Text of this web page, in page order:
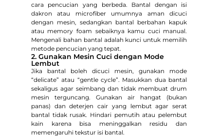
cara pencucian yang berbeda. Bantal dengan isi
dakron atau microfiber umumnya aman dicuci
dengan mesin, sedangkan bantal berbahan kapuk
atau memory foam sebaiknya kamu cuci manual.
Mengenali bahan bantal adalah kunci untuk memilih
metode pencucian yang tepat.
2. Gunakan Mesin Cuci dengan Mode
Lembut
Jika bantal boleh dicuci mesin, gunakan mode
“delicate” atau “gentle cycle”. Masukkan dua bantal
sekaligus agar seimbang dan tidak membuat drum
mesin terguncang. Gunakan air hangat (bukan
panas) dan deterjen cair yang lembut agar serat
bantal tidak rusak. Hindari pemutih atau pelembut
kain karena bisa meninggalkan residu dan
memengaruhi tekstur isi bantal.